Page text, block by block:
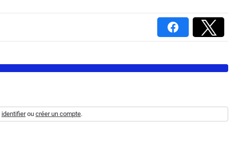
identifierou créer un compte.